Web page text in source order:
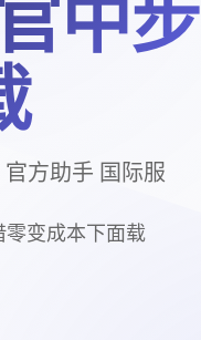
中步
方助手 国际服
变成本下面载